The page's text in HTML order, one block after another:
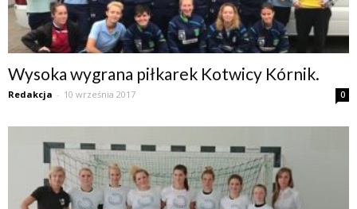
Wysoka wygrana piłkarek Kotwicy Kórnik.
Redakcja - 10 września 2017 0